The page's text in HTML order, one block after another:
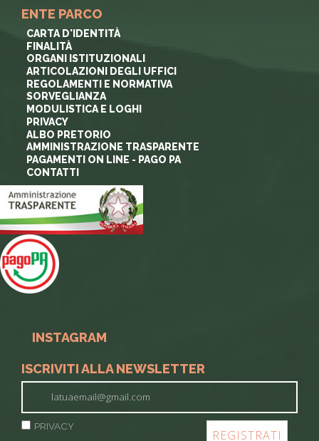
ENTE PARCO
CARTA D'IDENTITÀ
FINALITÀ
ORGANI ISTITUZIONALI
ARTICOLAZIONI DEGLI UFFICI
REGOLAMENTI E NORMATIVA
SORVEGLIANZA
MODULISTICA E LOGHI
PRIVACY
ALBO PRETORIO
AMMINISTRAZIONE TRASPARENTE
PAGAMENTI ON LINE - PAGO PA
CONTATTI
INSTAGRAM
ISCRIVITI ALLA NEWSLETTER
PRIVACY